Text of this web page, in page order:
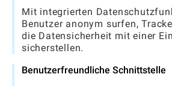
Mit integrierten
Benutzer anonym surfen,
die Datensicherheit mit einer
sicherstellen.
Benutzerfreundliche Schnittstelle